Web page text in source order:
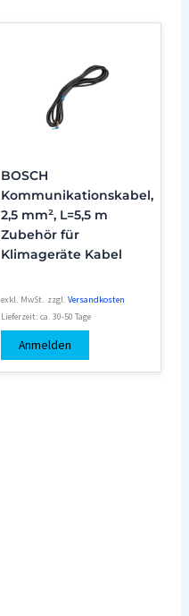
BOSCH
Kommunikationskabel,
2,5 mm², L=5,5 m
Zubehör für
Klimageräte Kabel
exkl. MwSt. zzgl. Versandkosten
Lieferzeit: ca. 30-50 Tage
Anmelden